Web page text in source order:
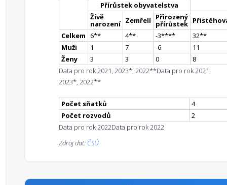
Přírůstek obyvatelstva
Živě
narození Zemřelí Přirozený
přírůstek
Celkem 6** 4** -3**** 32**
Muži
1 7 -6
11
Ženy
3 3 0
8
Data pro rok 2021, 2023*, 2022**Data pro rok 2021,
2023*, 2022**
Počet sňatků
4
Počet rozvodů
2
Data pro rok 2022Data pro rok 2022
Zdroj dat: ČSÚ